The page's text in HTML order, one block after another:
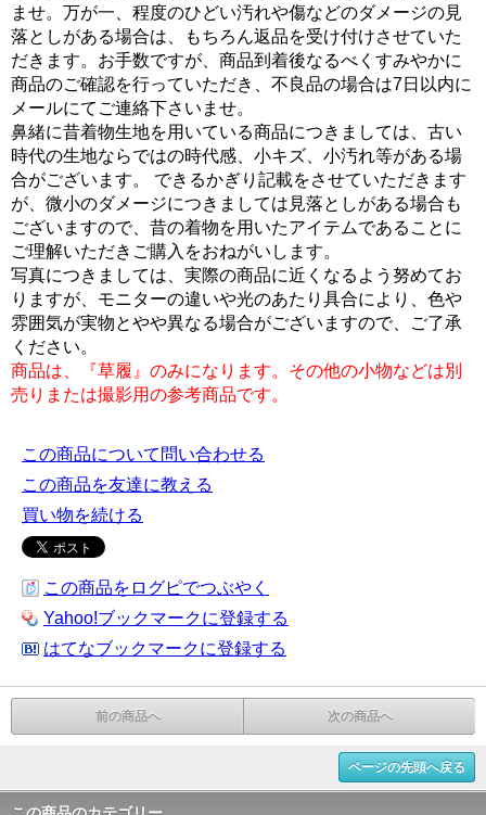
ませ。万が一、程度のひどい汚れや傷などのダメージの見
落としがある場合は、もちろん返品を受け付けさせていた
だきます。お手数ですが、商品到着後なるべくすみやかに
商品のご確認を行っていただき、不良品の場合は7日以内に
メールにてご連絡下さいませ。
鼻緒に昔着物生地を用いている商品につきましては、古い
時代の生地ならではの時代感、小キズ、小汚れ等がある場
合がございます。 できるかぎり記載をさせていただきます
が、微小のダメージにつきましては見落としがある場合も
ございますので、昔の着物を用いたアイテムであることに
ご理解いただきご購入をおねがいします。
写真につきましては、実際の商品に近くなるよう努めてお
りますが、モニターの違いや光のあたり具合により、色や
雰囲気が実物とやや異なる場合がございますので、ご了承
ください。
商品は、『草履』のみになります。その他の小物などは別
売りまたは撮影用の参考商品です。
この商品について問い合わせる
この商品を友達に教える
買い物を続ける
この商品をログピでつぶやく
Yahoo!ブックマークに登録する
はてなブックマークに登録する
前の商品へ 次の商品へ
ページの先頭へ戻る